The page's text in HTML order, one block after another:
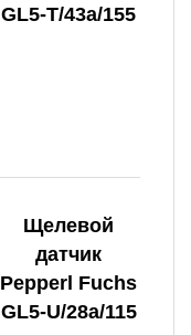
GL5-T/43a/155
Щелевой
датчик
Pepperl Fuchs
GL5-U/28a/115